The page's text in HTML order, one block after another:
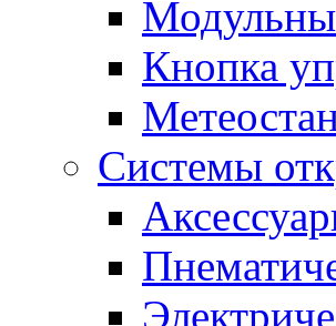
Кнопка
Системы